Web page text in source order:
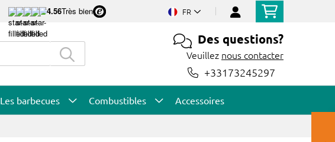
4.56Très bien FR
Des questions?
Veuillez nous contacter
+33173245297
Les barbecues Combustibles Accessoires